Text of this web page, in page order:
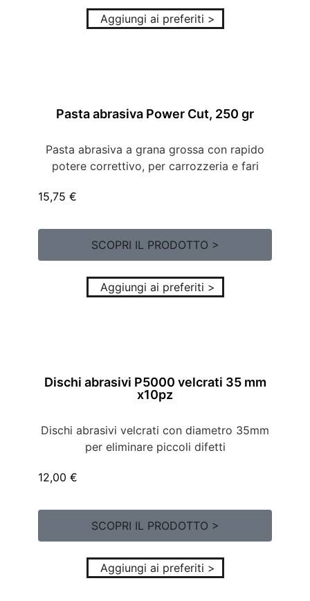
Aggiungi ai preferiti >
Pasta abrasiva Power Cut, 250 gr
Pasta abrasiva a grana grossa con rapido
potere correttivo, per carrozzeria e fari
15,75 €
SCOPRI IL PRODOTTO >
Aggiungi ai preferiti >
Dischi abrasivi P5000 velcrati 35 mm
x10pz
Dischi abrasivi velcrati con diametro 35mm
per eliminare piccoli difetti
12,00 €
SCOPRI IL PRODOTTO >
Aggiungi ai preferiti >